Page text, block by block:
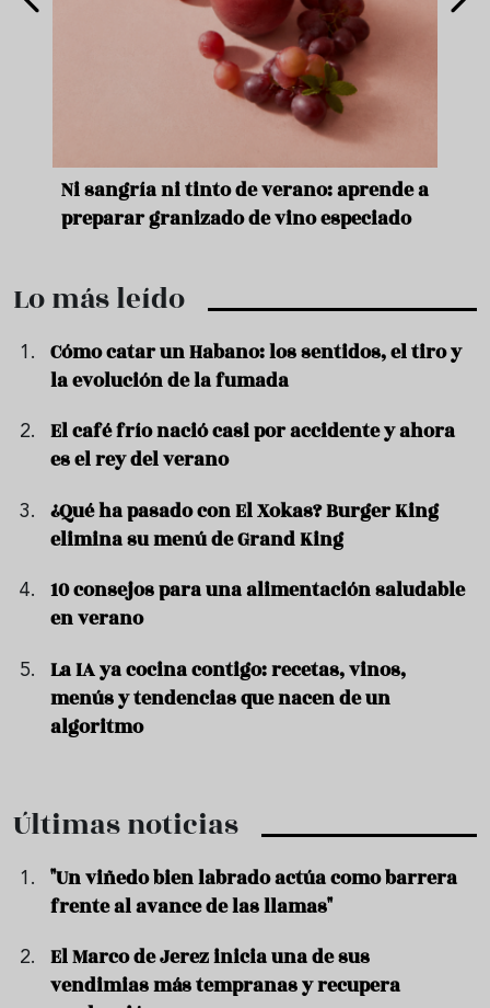
Ni sangría ni tinto de verano: aprende a
preparar granizado de vino especiado
Lo más leído
Cómo catar un Habano: los sentidos, el tiro y
la evolución de la fumada
El café frío nació casi por accidente y ahora
es el rey del verano
¿Qué ha pasado con El Xokas? Burger King
elimina su menú de Grand King
10 consejos para una alimentación saludable
en verano
La IA ya cocina contigo: recetas, vinos,
menús y tendencias que nacen de un
algoritmo
Últimas noticias
"Un viñedo bien labrado actúa como barrera
frente al avance de las llamas"
El Marco de Jerez inicia una de sus
vendimias más tempranas y recupera